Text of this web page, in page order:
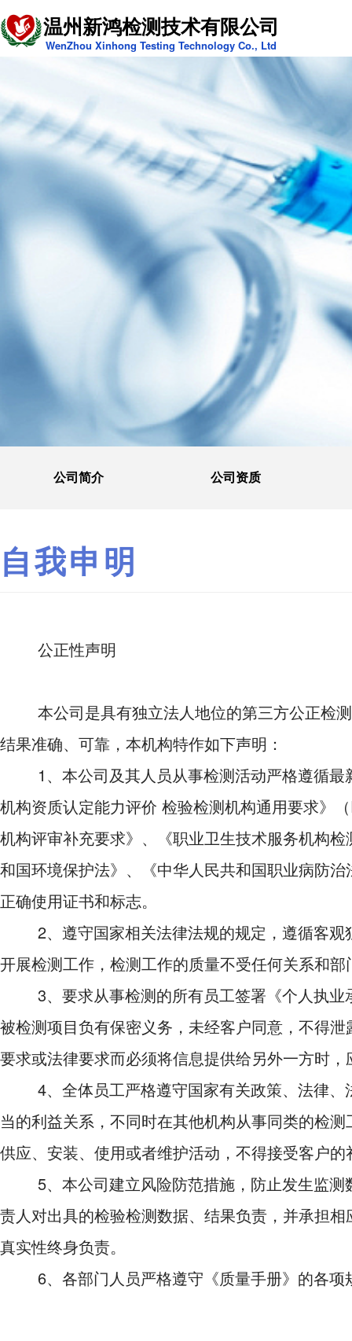
温州新鸿检测技术有限公司
WenZhou Xinhong Testing Technology Co., Ltd
公司简介 公司资质
自我申明
公正性声明
本公司是具有独立法人地位的第三方公正检测
结果准确、可靠，本机构特作如下声明：
1、本公司及其人员从事检测活动严格遵循最
机构资质认定能力评价 检验检测机构通用要求》
机构评审补充要求》、《职业卫生技术服务机构
和国环境保护法》、《中华人民共和国职业病防
正确使用证书和标志。
2、遵守国家相关法律法规的规定，遵循客观
开展检测工作，检测工作的质量不受任何关系和
3、要求从事检测的所有员工签署《个人执业
被检测项目负有保密义务，未经客户同意，不得
要求或法律要求而必须将信息提供给另外一方时
4、全体员工严格遵守国家有关政策、法律、
当的利益关系，不同时在其他机构从事同类的检
供应、安装、使用或者维护活动，不得接受客户
5、本公司建立风险防范措施，防止发生监测
责人对出具的检验检测数据、结果负责，并承担
真实性终身负责。
6、各部门人员严格遵守《质量手册》的各项